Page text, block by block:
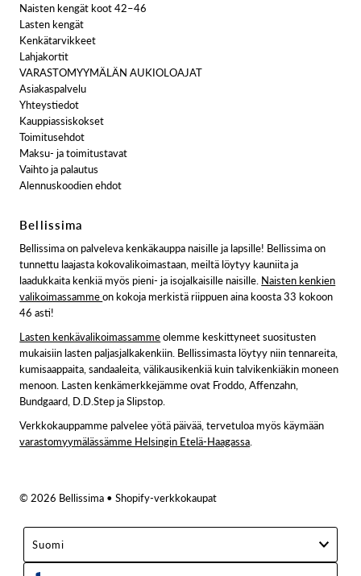
Naisten kengät koot 42–46
Lasten kengät
Kenkätarvikkeet
Lahjakortit
VARASTOMYYMÄLÄN AUKIOLOAJAT
Asiakaspalvelu
Yhteystiedot
Kauppiassiskokset
Toimitusehdot
Maksu- ja toimitustavat
Vaihto ja palautus
Alennuskoodien ehdot
Bellissima
Bellissima on palveleva kenkäkauppa naisille ja lapsille! Bellissima on
tunnettu laajasta kokovalikoimastaan, meiltä löytyy kauniita ja
laadukkaita kenkiä myös pieni- ja isojalkaisille naisille. Naisten kenkien
valikoimassammeon kokoja merkistä riippuen aina koosta 33 kokoon
46 asti!
Lasten kenkävalikoimassammeolemme keskittyneet suositusten
mukaisiin lasten paljasjalkakenkiin. Bellissimasta löytyy niin tennareita,
kumisaappaita, sandaaleita, välikausikenkiä kuin talvikenkiäkin moneen
menoon. Lasten kenkämerkkejämme ovat Froddo, Affenzahn,
Bundgaard, D.D.Step ja Slipstop.
Verkkokauppamme palvelee yötä päivää, tervetuloa myös käymään
varastomyymälässämme Helsingin Etelä-Haagassa
© 2026 Bellissima • Shopify-verkkokaupat
Suomi